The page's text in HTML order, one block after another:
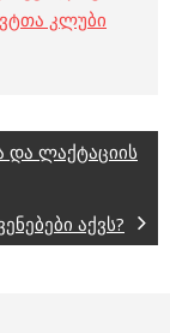
კლუბი
და ლაქტაციის
აქვს?